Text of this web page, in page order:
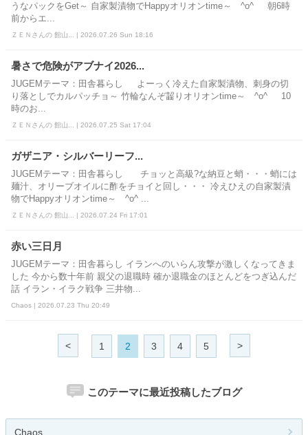
うなパックをGet～ 自家製漬物でHappyオリオンtime～ ^o^ 朝6時
前からエ...
ＺＥＮさんの 館山... | 2026.07.26 Sun 18:16
暑さで危険がアブナイ2026...
JUGEMテーマ：田舎暮らし よーっく冷えた自家製漬物、刺身の切
り落としでカルパッチョ～ 竹輪なんぞ齧りオリオンtime～ ^o^ 10
時のお...
ＺＥＮさんの 館山... | 2026.07.25 Sat 17:04
ガザニア・シルバーリーフ...
JUGEMテーマ：田舎暮らし チョッと高級?な納豆と蛸・・・蛸には
麺汁、オリーブオイルに酢をチョイと回し・・・ 冷えひえの自家製漬
物でHappyオリオンtime～ ^o^ ...
ＺＥＮさんの 館山... | 2026.07.24 Fri 17:01
赤い三日月
JUGEMテーマ：田舎暮らし イランへのいらん攻撃が激しくなってきま
した 今から数十年前 親父の退職時 確か退職金のほとんどをつぎ込んだ
話 イラン・イラク戦争 三井物...
Chaos | 2026.07.23 Thu 20:49
< 1 2 3 4 5 >
このテーマに最近投稿したブログ
Chaos